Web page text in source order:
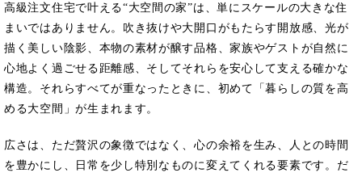
高級注文住宅で叶える“大空間の家”は、単にスケールの大きな住
まいではありません。吹き抜けや大開口がもたらす開放感、光が
描く美しい陰影、本物の素材が醸す品格、家族やゲストが自然に
心地よく過ごせる距離感、そしてそれらを安心して支える確かな
構造。それらすべてが重なったときに、初めて「暮らしの質を高
める大空間」が生まれます。
広さは、ただ贅沢の象徴ではなく、心の余裕を生み、人との時間
を豊かにし、日常を少し特別なものに変えてくれる要素です。だ